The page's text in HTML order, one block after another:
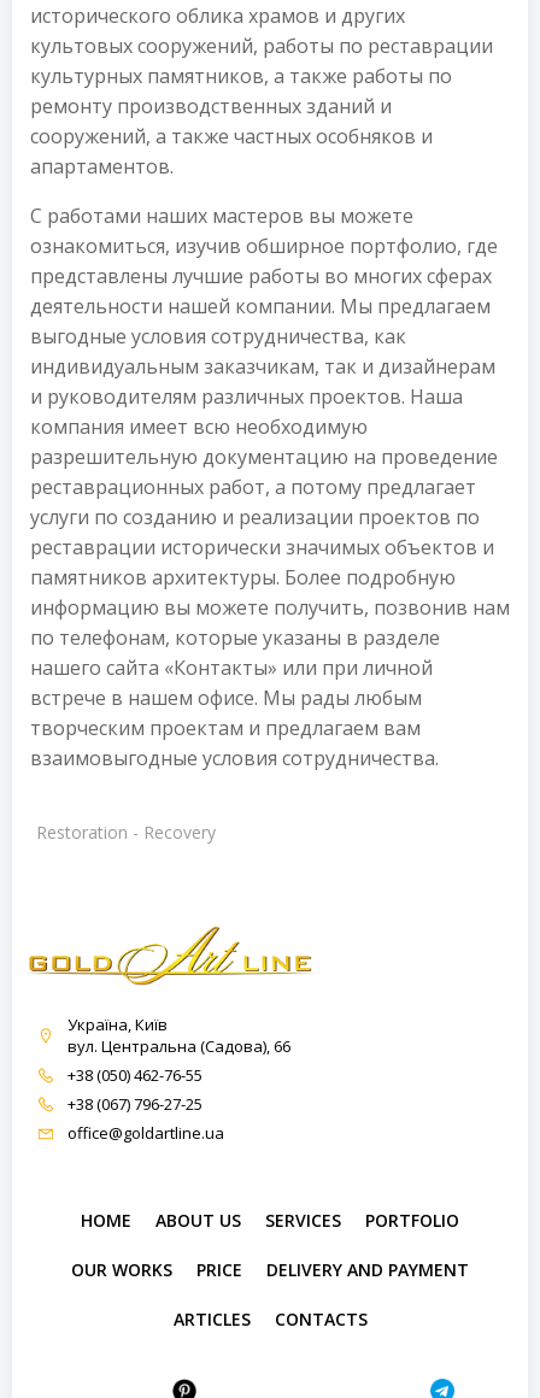
исторического облика храмов и других
культовых сооружений, работы по реставрации
культурных памятников, а также работы по
ремонту производственных зданий и
сооружений, а также частных особняков и
апартаментов.
С работами наших мастеров вы можете
ознакомиться, изучив обширное портфолио, где
представлены лучшие работы во многих сферах
деятельности нашей компании. Мы предлагаем
выгодные условия сотрудничества, как
индивидуальным заказчикам, так и дизайнерам
и руководителям различных проектов. Наша
компания имеет всю необходимую
разрешительную документацию на проведение
реставрационных работ, а потому предлагает
услуги по созданию и реализации проектов по
реставрации исторически значимых объектов и
памятников архитектуры. Более подробную
информацию вы можете получить, позвонив нам
по телефонам, которые указаны в разделе
нашего сайта «Контакты» или при личной
встрече в нашем офисе. Мы рады любым
творческим проектам и предлагаем вам
взаимовыгодные условия сотрудничества.
Restoration - Recovery
Україна, Київ
вул. Центральна (Садова), 66
+38 (050) 462-76-55
+38 (067) 796-27-25
office@goldartline.ua
HOME ABOUT US SERVICES PORTFOLIO
OUR WORKS PRICE DELIVERY AND PAYMENT
ARTICLES CONTACTS